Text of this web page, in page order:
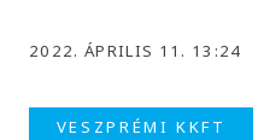
2022. ÁPRILIS 11. 13:24
VESZPRÉMI KKFT